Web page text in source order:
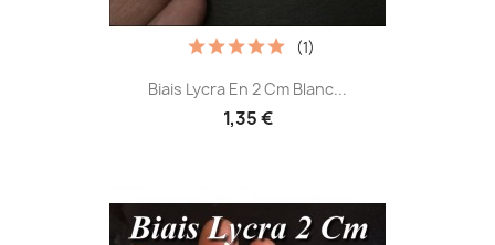
Biais Lycra En 2 Cm Blanc...
1,35 €
(1)